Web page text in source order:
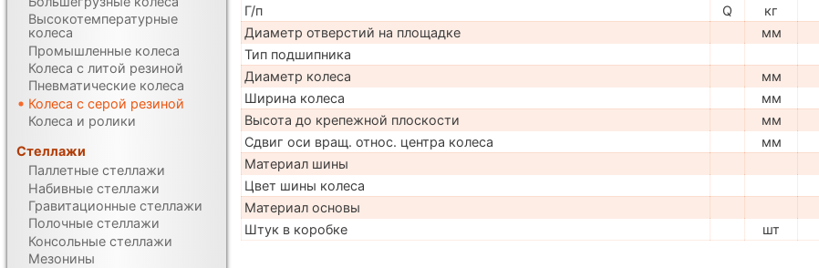
Г/п
Q кг
Диаметр отверстий на площадке
мм
Тип подшипника
Диаметр колеса
мм
Ширина колеса
мм
Высота до крепежной плоскости
мм
Сдвиг оси вращ. относ. центра колеса
мм
Материал шины
Цвет шины колеса
Материал основы
Штук в коробке
шт
Высокотемпературные
колеса
Промышленные колеса
Колеса с литой резиной
Пневматические колеса
Колеса с серой резиной
Колеса и ролики
Стеллажи
Паллетные стеллажи
Набивные стеллажи
Гравитационные стеллажи
Полочные стеллажи
Консольные стеллажи
Мезонины